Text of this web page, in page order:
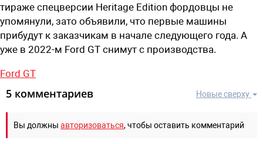
тираже спецверсии Heritage Edition фордовцы не
упомянули, зато объявили, что первые машины
прибудут к заказчикам в начале следующего года. А
уже в 2022-м Ford GT снимут с производства.
Ford GT
Новые сверху
5 комментариев
Вы должны авторизоваться, чтобы оставить комментарий